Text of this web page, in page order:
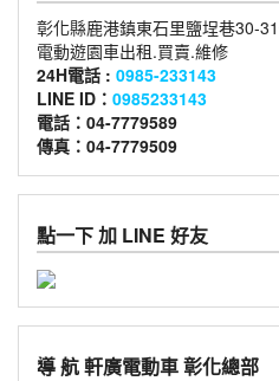
彰化縣鹿港鎮東石里鹽埕巷30-
電動遊園車出租.買賣.維修
24H電話 : 0985-233143
LINE ID： 0985233143
電話：04-7779589
傳真：04-7779509
點一下 加 LINE 好友
導 航 軒廣電動車 彰化總部